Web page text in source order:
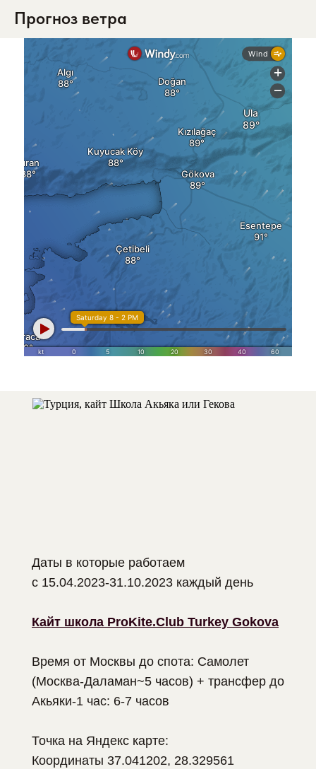
Прогноз ветра
Даты в которые работаем
с 15.04.2023-31.10.2023 каждый день
Кайт школа ProKite.Club Turkey Gokova
Время от Москвы до спота: Самолет
(Москва-Даламан~5 часов) + трансфер до
Акьяки-1 час: 6-7 часов
Точка на Яндекс карте:
Координаты 37.041202, 28.329561